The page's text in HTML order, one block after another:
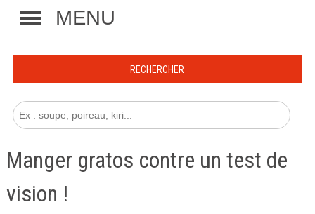
MENU
Manger gratos contre un test de
vision !